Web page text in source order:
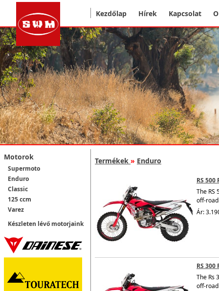
Kezdőlap Hírek Kapcsolat
Motorok
Supermoto
Enduro
Classic
125 ccm
Varez
Készleten lévő motorjaink
Termékek » Enduro
RS 500
The RS
off-
Ár:
RS 300
The Rs
off-